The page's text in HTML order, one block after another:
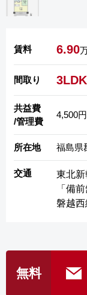
賃料 6.90
間取り 3LDK
共益費
/管理費
4,500円
所在地 福島県
交通
東北
「備
磐越
無料